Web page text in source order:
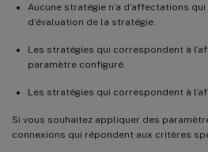
Aucune stratégie n’a d’affectations
d’évaluation de la stratégie.
Les stratégies qui correspondent à
paramètre configuré.
Les stratégies qui correspondent à
Si vous souhaitez appliquer des
connexions qui répondent aux critères